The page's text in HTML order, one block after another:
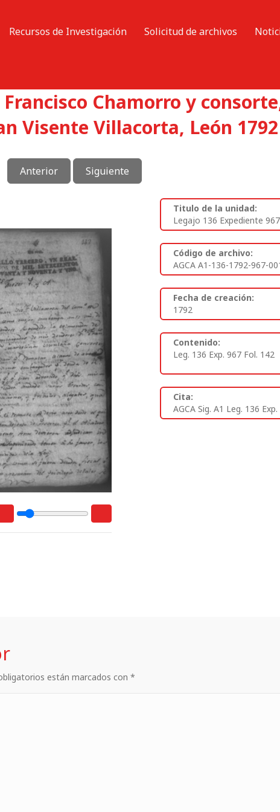
Recursos de Investigación Solicitud de archivos
Chamorro y
Visente Villacorta, León
Anterior Siguiente
Titulo de la unidad:
Legajo 136 Expediente
Código de archivo:
AGCA A1-136-1792-967-
Fecha de creación:
1792
Contenido:
Leg. 136 Exp. 967 Fol. 142
Cita:
AGCA Sig. A1 Leg. 136
están marcados con *